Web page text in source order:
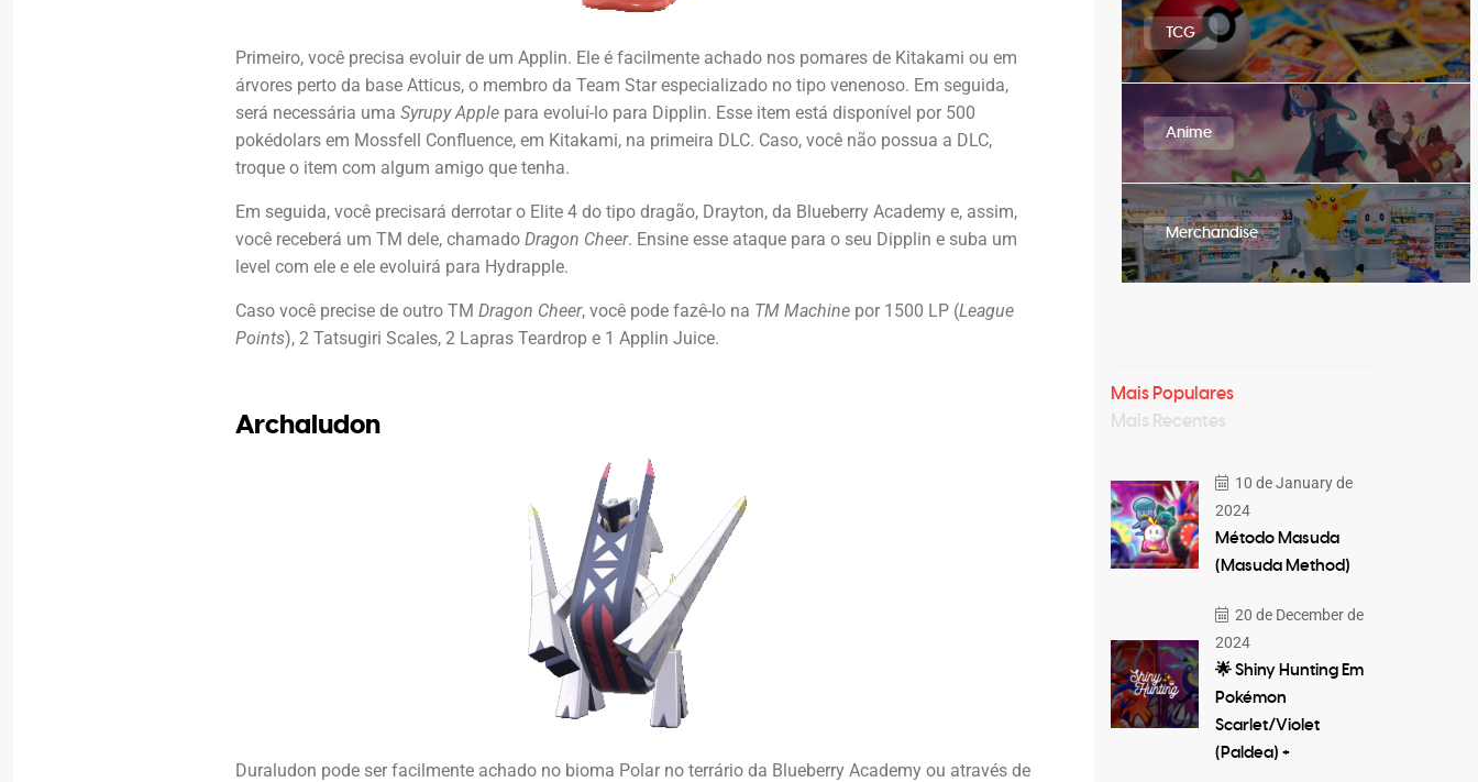
Primeiro, você precisa evoluir de um Applin. Ele é facilmente achado nos pomares de Kitakami ou em
árvores perto da base Atticus, o membro da Team Star especializado no tipo venenoso. Em seguida,
será necessária umaSyrupy Apple para evoluí-lo para Dipplin. Esse item está disponível por 500
pokédolars em Mossfell Confluence, em Kitakami, na primeira DLC. Caso, você não possua a DLC,
troque o item com algum amigo que tenha.
Em seguida, você precisará derrotar o Elite 4 do tipo dragão, Drayton, da Blueberry Academy e, assim,
você receberá um TM dele, chamadoDragon Cheer. Ensine esse ataque para o seu Dipplin e suba um
level com ele e ele evoluirá para Hydrapple.
Caso você precise de outro TMDragon Cheer, você pode fazê-lo na TM Machine por 1500 LP (League
Points), 2 Tatsugiri Scales, 2 Lapras Teardrop e 1 Applin Juice.
Archaludon
Duraludon pode ser facilmente achado no bioma Polar no terrário da Blueberry Academy ou através de
TCG
Anime
Merchandise
Mais Populares
Mais Recentes
10 de January de
2024
Método Masuda
(Masuda Method)
20 de December de
2024
🌟 Shiny Hunting Em
Pokémon
Scarlet/Violet
(Paldea) +